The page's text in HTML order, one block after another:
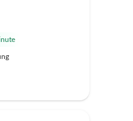
Top-Inserat